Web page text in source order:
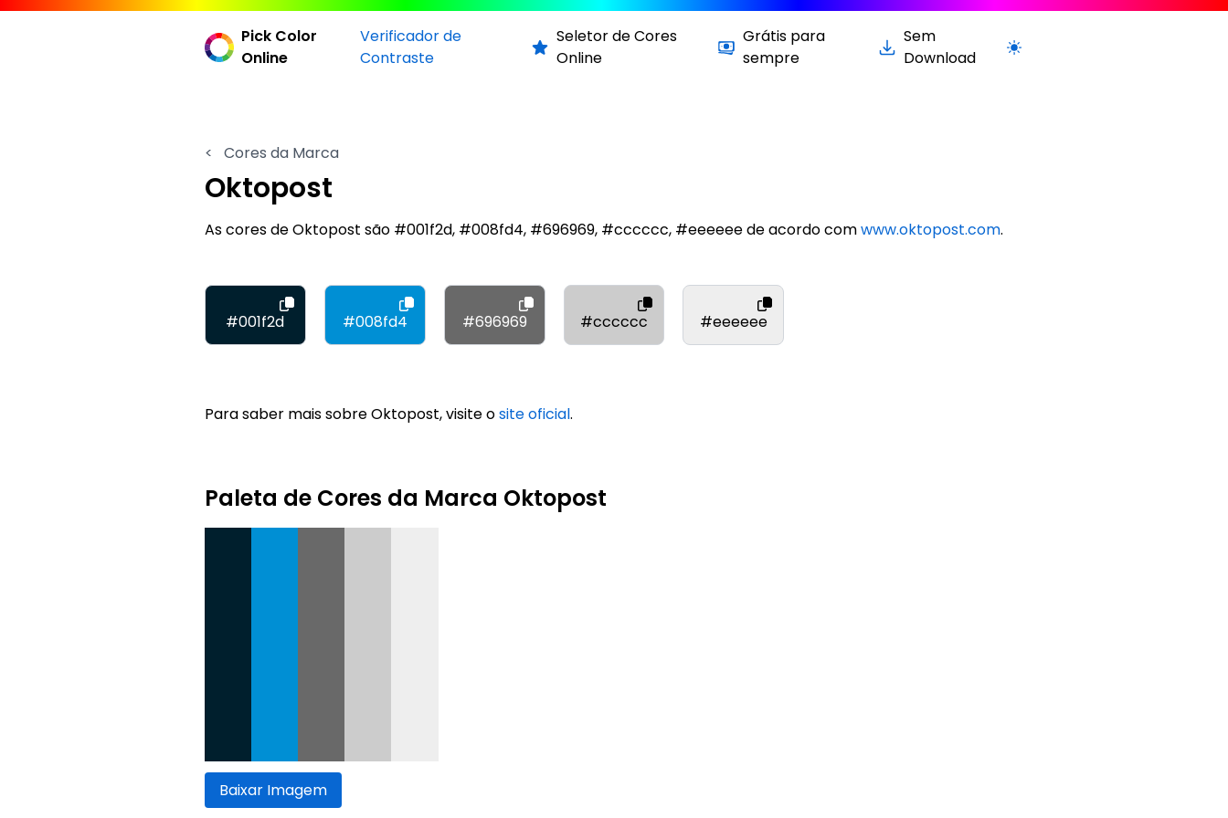
Pick Color
Online
Verificador de
Contraste
Seletor de Cores
Online
Grátis para
sempre
Sem
Download
Alternar para versão clara / escura
< Cores da Marca
Oktopost
As cores de Oktopost são #001f2d, #008fd4, #696969, #cccccc, #eeeeee de acordo comwww.oktopost.com.
#001f2d #008fd4 #696969 #cccccc #eeeeee
Para saber mais sobre Oktopost, visite osite oficial.
Paleta de Cores da Marca Oktopost
Baixar Imagem